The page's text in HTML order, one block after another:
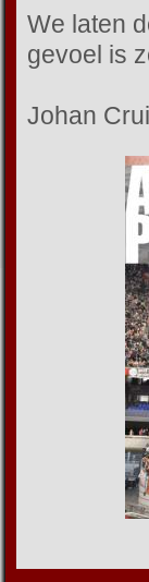
We laten
gevoel is
Johan